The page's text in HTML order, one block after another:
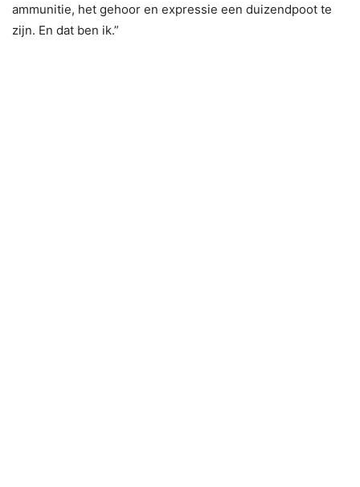
ammunitie, het gehoor en expressie een duizendpoot te
zijn. En dat ben ik.”